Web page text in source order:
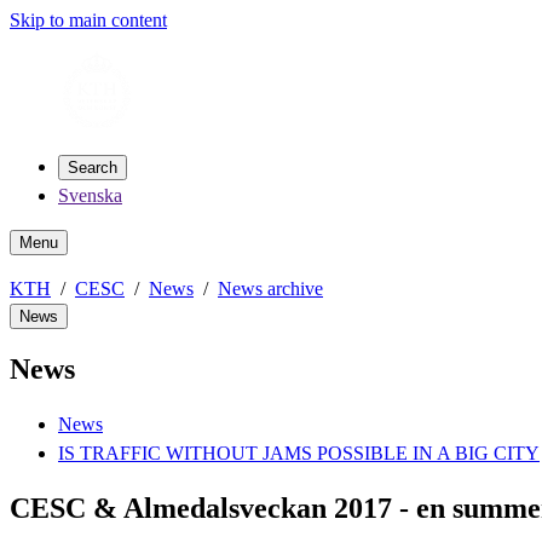
Skip to main content
Search
Svenska
Menu
KTH CESC News News archive
News
News
News
IS TRAFFIC WITHOUT JAMS POSSIBLE IN A BIG CITY
CESC & Almedalsveckan 2017 - en